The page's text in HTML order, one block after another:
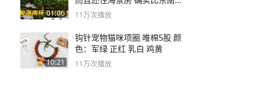
01:06
亚合适
11万次播放
10:21
钩针宠物猫咪项圈 唯棉5股 颜
色：军绿 正红 乳白 鸡黄
11万次播放